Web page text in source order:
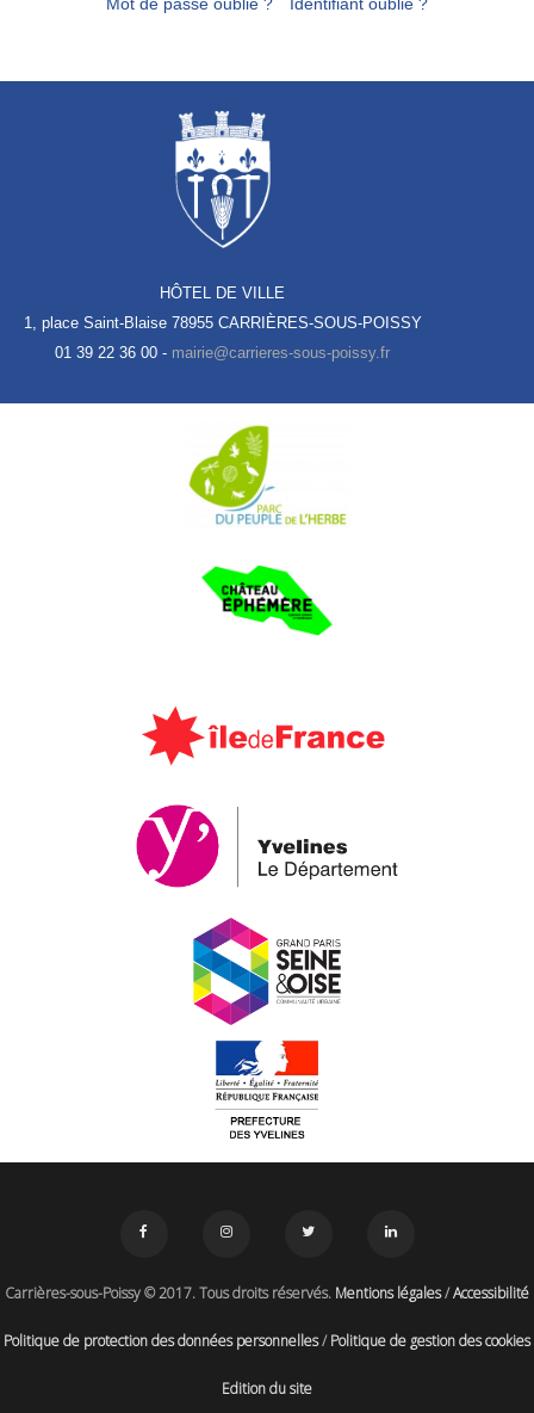
HÔTEL DE VILLE
1, place Saint-Blaise 78955 CARRIÈRES-SOUS-POISSY
01 39 22 36 00 -
Carrières-sous-Poissy © 2017. Tous droits réservés. Mentions légales/Accessibilité
Politique de protection des données personnelles/Politique de gestion des cookies
Edition du site